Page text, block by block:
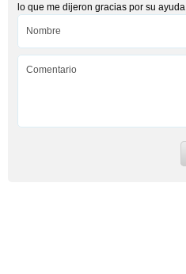
lo que me dijeron gracias por su ayuda